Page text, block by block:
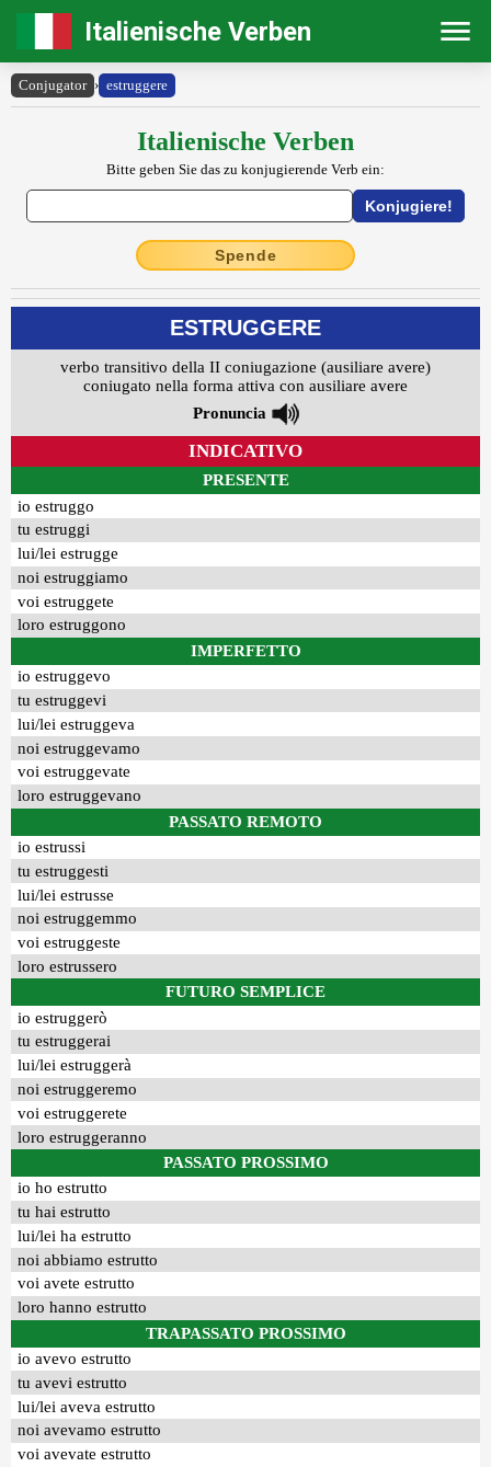
Italienische Verben
Conjugator › estruggere
Italienische Verben
Bitte geben Sie das zu konjugierende Verb ein:
Spende
ESTRUGGERE
verbo transitivo della II coniugazione (ausiliare avere)
coniugato nella forma attiva con ausiliare avere
Pronuncia
INDICATIVO
PRESENTE
io estruggo
tu estruggi
lui/lei estrugge
noi estruggiamo
voi estruggete
loro estruggono
IMPERFETTO
io estruggevo
tu estruggevi
lui/lei estruggeva
noi estruggevamo
voi estruggevate
loro estruggevano
PASSATO REMOTO
io estrussi
tu estruggesti
lui/lei estrusse
noi estruggemmo
voi estruggeste
loro estrussero
FUTURO SEMPLICE
io estruggerò
tu estruggerai
lui/lei estruggerà
noi estruggeremo
voi estruggerete
loro estruggeranno
PASSATO PROSSIMO
io ho estrutto
tu hai estrutto
lui/lei ha estrutto
noi abbiamo estrutto
voi avete estrutto
loro hanno estrutto
TRAPASSATO PROSSIMO
io avevo estrutto
tu avevi estrutto
lui/lei aveva estrutto
noi avevamo estrutto
voi avevate estrutto